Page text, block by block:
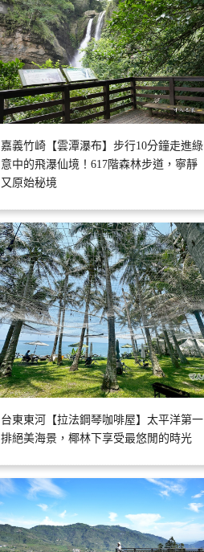
嘉義竹崎【雲潭瀑布】步行10分鐘走進綠
意中的飛瀑仙境！617階森林步道，寧靜
又原始秘境
台東東河【拉法鋼琴咖啡屋】太平洋第一
排絕美海景，椰林下享受最悠閒的時光